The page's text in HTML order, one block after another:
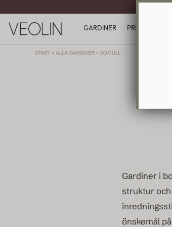
GARDINER PRESENTKORT
START» ALLA GARDINER» BOMULL
Gardiner i
struktur och
önskemål